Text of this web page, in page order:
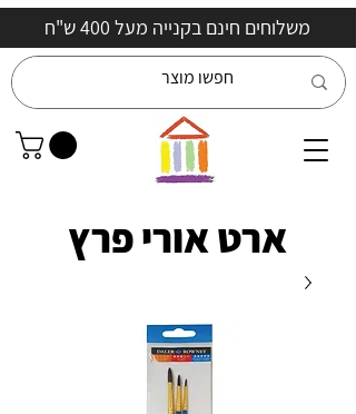
משלוחים חינם בקנייה מעל 400 ש"ח
ארט אורי פרץ